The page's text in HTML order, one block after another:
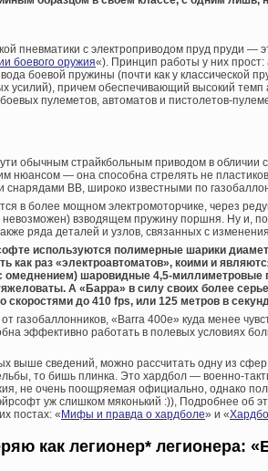
пневматики с электроприводом пруд пруди —
боевого оружия«). Принцип работы у них прост:
боевой пружины (почти как у классической
усилий), причем обеспечивающий высокий темп
пулеметов, автоматов и пистолетов-
обычным страйкбольным приводом в обличии
нюансом — она способна стрелять не
снарядами ВВ, широко известными по
в более мощном электромоторчике, через
невозможен) взводящем пружину поршня. Ну и,
ряда деталей и узлов, связанных с
используются полимерные шарики
как раз «электроавтоматов», коими и
омеднением) шаровидные 4,5-миллиметровые
А «Барра» в силу своих более
до 410 fps, или 125 метров в
газобаллонников, «Barra 400e» куда менее
эффективно работать в полевых условиях
выше сведений, можно рассчитать одну из
то бишь плинка. Это хардбол — военно-
не очень поощряемая официально, однако
уж слишком мяконький :)), Подробнее об
постах: «Мифы и правда о хардболе» и «
как легионер* легионера: